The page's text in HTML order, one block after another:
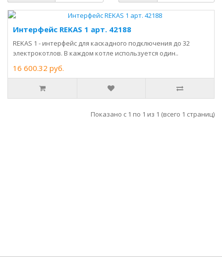
Интерфейс REKAS 1 арт. 42188
REKAS 1 - интерфейс для каскадного подключения до 32
электрокотлов. В каждом котле используется один..
16 600.32 руб.
Показано с 1 по 1 из 1 (всего 1 страниц)